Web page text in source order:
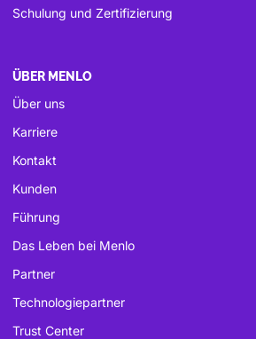
Schulung und Zertifizierung
ÜBER MENLO
Über uns
Karriere
Kontakt
Kunden
Führung
Das Leben bei Menlo
Partner
Technologiepartner
Trust Center